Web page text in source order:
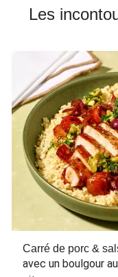
Les
Carré de porc &
avec un boulgour